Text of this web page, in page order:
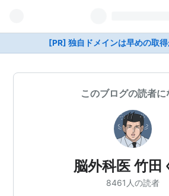
[PR] 独自ドメインは早めの取得
このブログの読者に
脳外科医 竹田
8461人の読者